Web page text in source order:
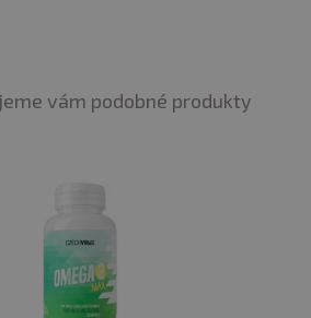
želatinová kapsle se rozpouští
zejména tehdy, když máte
vám podobné produkty